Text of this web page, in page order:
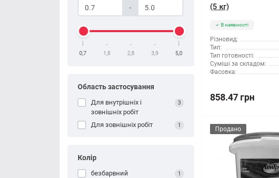
-
0,7 1,8 2,8 3,9 5,0
Область застосування
Для внутрішніх і
зовнішніх робіт
3
Для зовнішніх робіт 1
Колір
безбарвний 1
(5 кг)
В наявності
Різновид:
Тип:
Тип готовності:
Суміші за складом:
Фасовка:
858.47 грн
Продано